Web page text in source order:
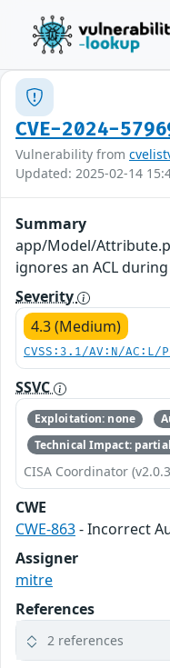
CVE-2024-
Vulnerability from
Updated: 2025-02-14
Summary
app/Model/
ignores an ACL
Severity
4.3 (Medium)
CVSS:3.1/AV:N/
SSVC
Exploitation: none
Technical Impact: partial
CISA Coordinator
CWE
CWE-863- Incorrect
Assigner
mitre
References
2 references